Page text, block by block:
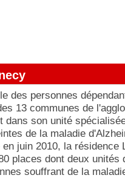
des personnes
13 communes de
dans son unité
de la maladie
juin 2010, la résidence
places dont deux unités
souffrant de la